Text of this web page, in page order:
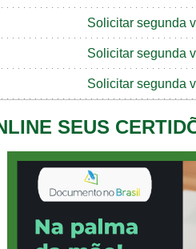
Solicitar segunda
Solicitar segunda
Solicitar segunda
SEUS